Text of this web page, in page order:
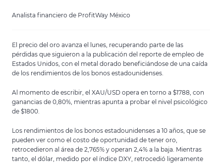
Analista financiero de ProfitWay México
El precio del oro avanza el lunes, recuperando parte de las
pérdidas que siguieron a la publicación del reporte de empleo de
Estados Unidos, con el metal dorado beneficiándose de una caída
de los rendimientos de los bonos estadounidenses.
Al momento de escribir, el XAU/USD opera en torno a $1788, con
ganancias de 0,80%, mientras apunta a probar el nivel psicológico
de $1800.
Los rendimientos de los bonos estadounidenses a 10 años, que se
pueden ver como el costo de oportunidad de tener oro,
retrocedieron al área de 2,765% y operan 2,4% a la baja. Mientras
tanto, el dólar, medido por el índice DXY, retrocedió ligeramente